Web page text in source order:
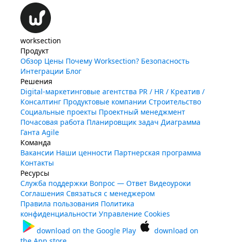
worksection
Продукт
Обзор Цены Почему Worksection? Безопасность
Интеграции Блог
Решения
Digital-маркетинговые агентства PR / HR / Креатив /
Консалтинг Продуктовые компании Строительство
Социальные проекты Проектный менеджмент
Почасовая работа Планировщик задач Диаграмма
Ганта Agile
Команда
Вакансии Наши ценности Партнерская программа
Контакты
Ресурсы
Служба поддержки Вопрос — Ответ Видеоуроки
Соглашения Связаться с менеджером
Правила пользования Политика
конфиденциальности Управление Cookies
download on the Google Play
download on